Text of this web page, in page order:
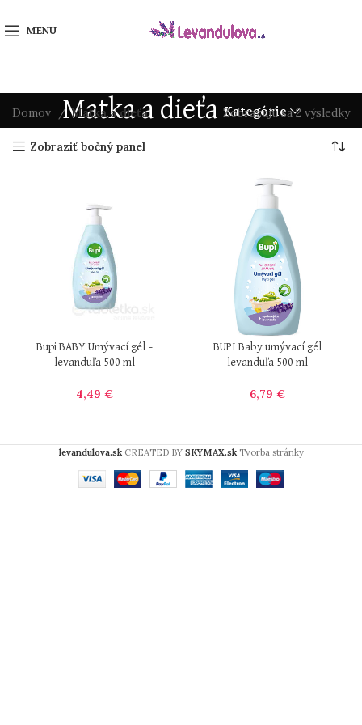
MENU
Matka a dieťaKategórie
Domov Matka a dieťa Zobrazujú sa 2 výsledky
Zobraziť bočný panel
Bupi BABY Umývací gél –
levanduľa 500 ml
4,49 €
BUPI Baby umývací gél
levanduľa 500 ml
6,79 €
levandulova.sk CREATED BY SKYMAX.skTvorba stránky